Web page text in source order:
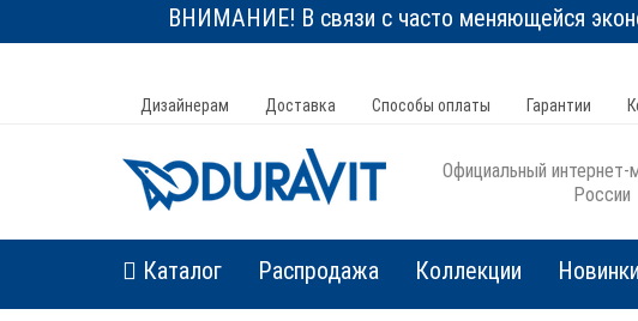
ВНИМАНИЕ! В связи с часто меняющейся
Дизайнерам Доставка Способы оплаты Гарантии
Официальный интернет-
России
Каталог Распродажа Коллекции Новинки